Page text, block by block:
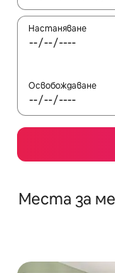
Настаняване
Освобождаване
Места за